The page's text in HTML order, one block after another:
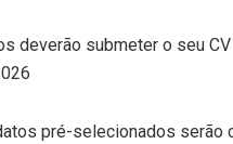
deverão submeter o seu
pré-selecionados serão